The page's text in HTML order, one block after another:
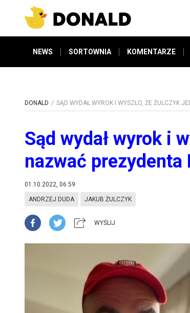
NEWS SORTOWNIA KOMENTARZE
DONALD SĄD WYDAŁ WYROK I WYSZŁO, ŻE ŻULCZYK
Sąd wydał wyrok i
nazwać prezydenta
01.10.2022, 06:59
ANDRZEJ DUDA JAKUB ŻULCZYK
WYŚLIJ